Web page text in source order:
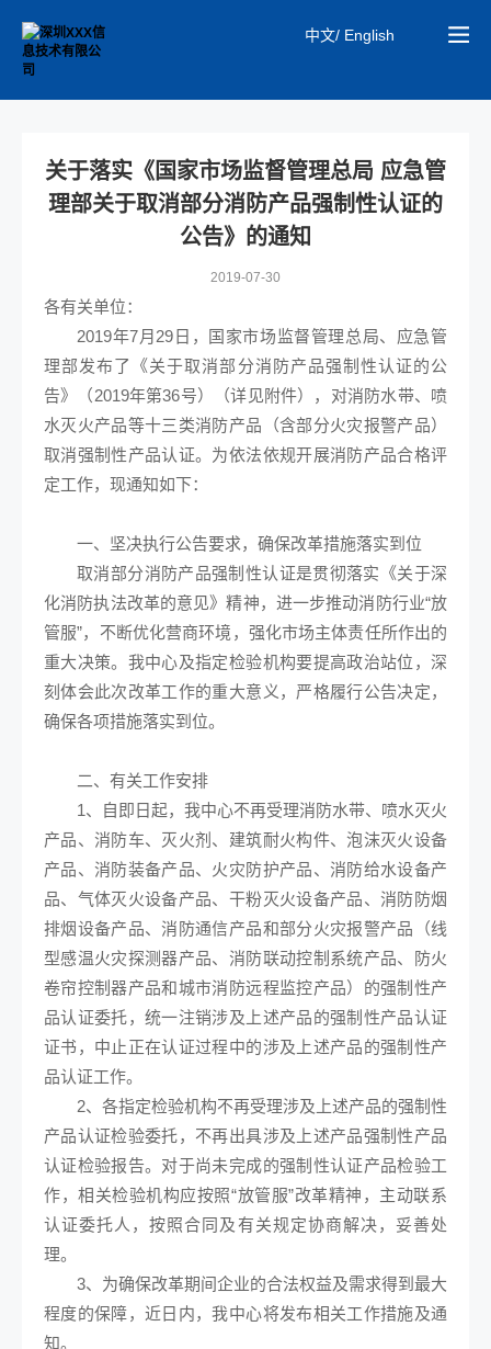
中文/ English
关于落实《国家市场监督管理总局 应急管
理部关于取消部分消防产品强制性认证的
公告》的通知
2019-07-30
各有关单位：
2019年7月29日，国家市场监督管理总局、应急管
理部发布了《关于取消部分消防产品强制性认证的公
告》（2019年第36号）（详见附件），对消防水带、喷
水灭火产品等十三类消防产品（含部分火灾报警产品）
取消强制性产品认证。为依法依规开展消防产品合格评
定工作，现通知如下：
一、坚决执行公告要求，确保改革措施落实到位
取消部分消防产品强制性认证是贯彻落实《关于深
化消防执法改革的意见》精神，进一步推动消防行业“放
管服”，不断优化营商环境，强化市场主体责任所作出的
重大决策。我中心及指定检验机构要提高政治站位，深
刻体会此次改革工作的重大意义，严格履行公告决定，
确保各项措施落实到位。
二、有关工作安排
1、自即日起，我中心不再受理消防水带、喷水灭火
产品、消防车、灭火剂、建筑耐火构件、泡沫灭火设备
产品、消防装备产品、火灾防护产品、消防给水设备产
品、气体灭火设备产品、干粉灭火设备产品、消防防烟
排烟设备产品、消防通信产品和部分火灾报警产品（线
型感温火灾探测器产品、消防联动控制系统产品、防火
卷帘控制器产品和城市消防远程监控产品）的强制性产
品认证委托，统一注销涉及上述产品的强制性产品认证
证书，中止正在认证过程中的涉及上述产品的强制性产
品认证工作。
2、各指定检验机构不再受理涉及上述产品的强制性
产品认证检验委托，不再出具涉及上述产品强制性产品
认证检验报告。对于尚未完成的强制性认证产品检验工
作，相关检验机构应按照“放管服”改革精神，主动联系
认证委托人，按照合同及有关规定协商解决，妥善处
理。
3、为确保改革期间企业的合法权益及需求得到最大
程度的保障，近日内，我中心将发布相关工作措施及通
知。